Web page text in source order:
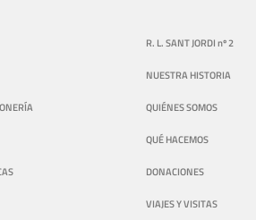
R. L. SANT JORDI nº 2
NUESTRA HISTORIA
QUIÉNES SOMOS
QUÉ HACEMOS
DONACIONES
VIAJES Y VISITAS